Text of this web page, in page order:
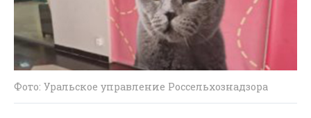
Фото: Уральское управление Россельхознадзора